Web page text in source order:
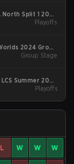
North Split 1 2025
Playoffs
Playoffs
2024 Group
Stage
Group Stage
LCS Summer 2024
Playoffs
Playoffs
L W W W